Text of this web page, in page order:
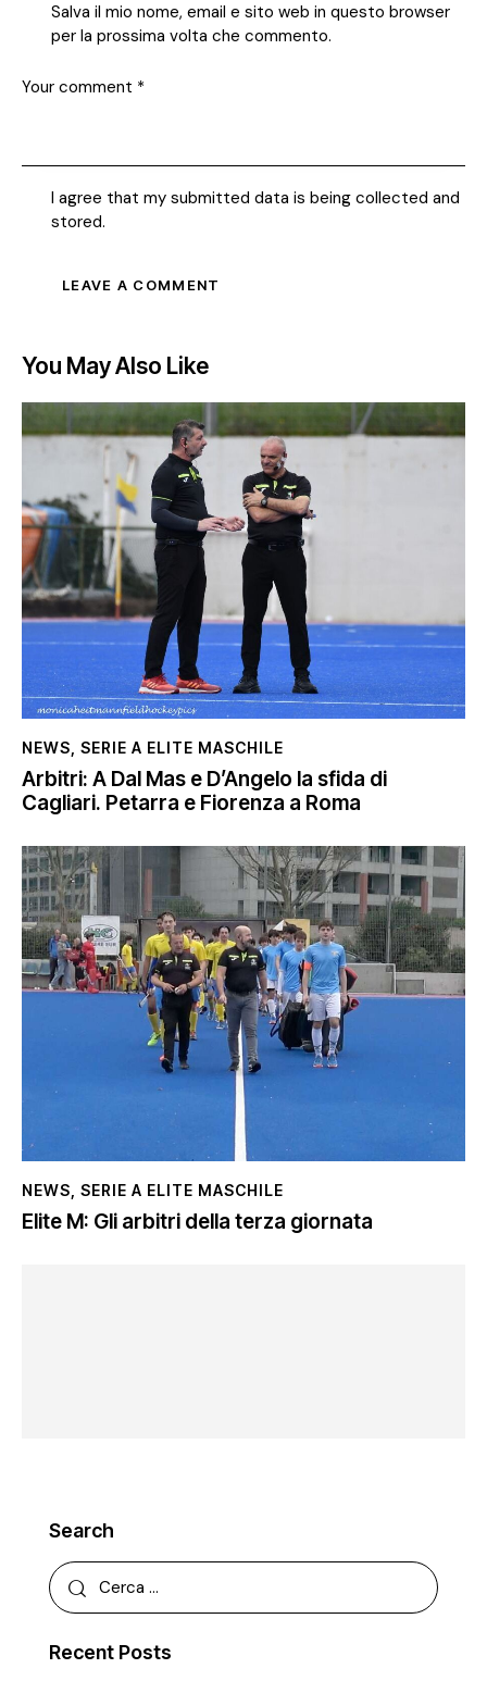
Salva il mio nome, email e sito web in questo browser
per la prossima volta che commento.
I agree that my submitted data is being collected and
stored.
You May Also Like
NEWS SERIE A ELITE MASCHILE
Arbitri: A Dal Mas e D’Angelo la sfida di
Cagliari. Petarra e Fiorenza a Roma
NEWS SERIE A ELITE MASCHILE
Elite M: Gli arbitri della terza giornata
Search
Recent Posts